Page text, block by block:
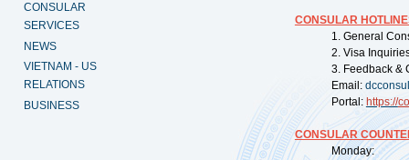
CONSULAR
SERVICES
NEWS
VIETNAM - US
RELATIONS
BUSINESS
CONSULAR
1. General
2. Visa
3. Feedback &
Email:
Portal: https://
CONSULAR
Monday: